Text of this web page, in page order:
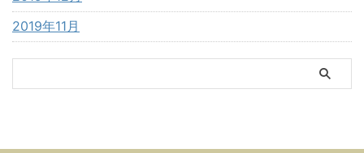
2019年11月